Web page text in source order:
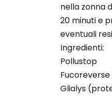
nella zonna
20 minuti e
eventuali
Ingredienti:
Pollustop
Glialys